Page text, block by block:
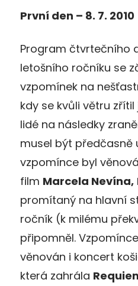
První den – 8. 7. 2010
Program čtvrtečního
letošního ročníku se
vzpomínek na
kdy se kvůli větru
lidé na následky
musel být předčasně
vzpomínce byl
film Marcela Nevína,
promítaný na hlavní
ročník (k milému
připomněl.
věnován i koncert
která zahrála